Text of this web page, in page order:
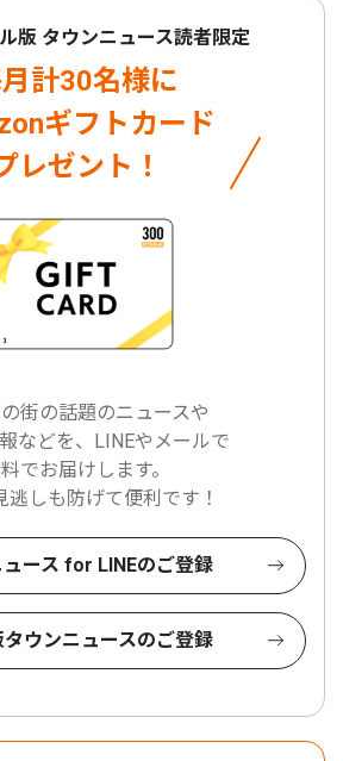
版 タウンニュース読者限定
計30名様に
ギフトカード
レゼント！
街の話題のニュースや
などを、LINEやメールで
でお届けします。
逃しも防げて便利です！
ース for LINEのご登録
ウンニュースのご登録